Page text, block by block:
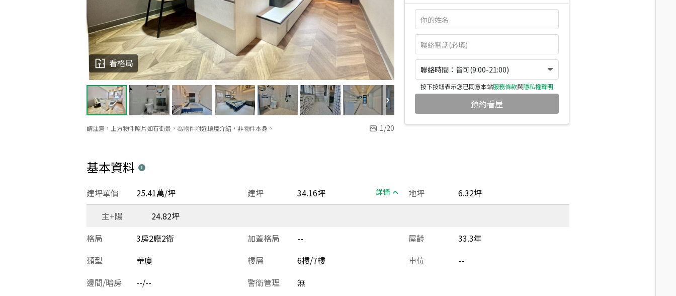
請注意，上方物件照片如有街景，為物件附近環境介紹，非物件本身。 1/20
看格局
聯絡時間：皆可(9:00-21:00)
按下按鈕表示您已同意本站服務條款與隱私權聲明
預約看屋
基本資料
建坪 34.16坪 詳情
建坪單價 25.41萬/坪 地坪
6.32坪
主+陽
24.82坪
格局
3房2廳2衛 加蓋格局 -- 屋齡
33.3年
類型
華廈 樓層 6樓/7樓 車位
--
邊間/暗房
--/-- 警衛管理 無